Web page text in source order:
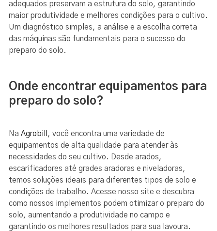
adequados preservam a estrutura do solo, garantindo
maior produtividade e melhores condições para o cultivo.
Um diagnóstico simples, a análise e a escolha correta
das máquinas são fundamentais para o sucesso do
preparo do solo.
Onde encontrar equipamentos para
preparo do solo?
Na Agrobill
, você encontra uma variedade de
equipamentos de alta qualidade para atender às
necessidades do seu cultivo. Desde arados,
escarificadores até grades aradoras e niveladoras,
temos soluções ideais para diferentes tipos de solo e
condições de trabalho. Acesse nosso site e descubra
como nossos implementos podem otimizar o preparo do
solo, aumentando a produtividade no campo e
garantindo os melhores resultados para sua lavoura.